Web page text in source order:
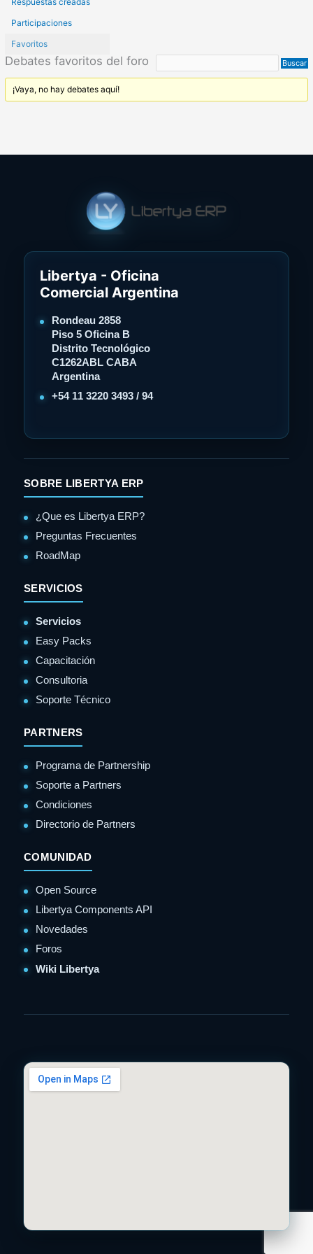
Participaciones
Favoritos
Debates favoritos del foro
¡Vaya, no hay debates aquí!
Libertya - Oficina
Comercial Argentina
Rondeau 2858
Piso 5 Oficina B
Distrito Tecnológico
C1262ABL CABA
Argentina
+54 11 3220 3493 / 94
SOBRE LIBERTYA ERP
¿Que es Libertya ERP?
Preguntas Frecuentes
RoadMap
SERVICIOS
Servicios
Easy Packs
Capacitación
Consultoria
Soporte Técnico
PARTNERS
Programa de Partnership
Soporte a Partners
Condiciones
Directorio de Partners
COMUNIDAD
Open Source
Libertya Components API
Novedades
Foros
Wiki Libertya